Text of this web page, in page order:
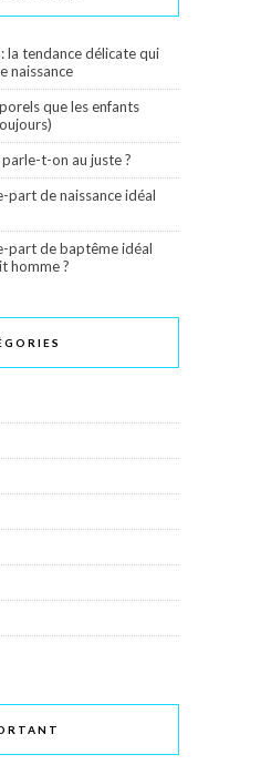
la tendance délicate qui
naissance
que les enfants
t-on au juste ?
part de naissance idéal
part de baptême idéal
homme ?